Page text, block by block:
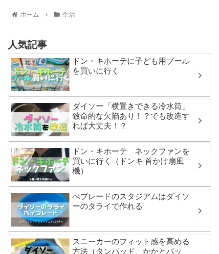
ホーム 生活
人気記事
ドン・キホーテに子ども用プール
を買いに行く
ダイソー「横置きできる冷水筒」
致命的な欠陥あり！？でも改造す
れば大丈夫！？
ドン・キホーテ ネックファンを
買いに行く（ドンキ 首かけ扇風
機）
べブレードのスタジアムはダイソ
ーのタライで作れる
スニーカーのフィット感を高める
方法（タンパッド、かかとパッ